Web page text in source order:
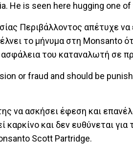
Περιβάλλοντος απέτυχε να
το μήνυμα στη Monsanto
του καταναλωτή σε
να ασκήσει έφεση και
και δεν ευθύνεται
Scott Partridge.